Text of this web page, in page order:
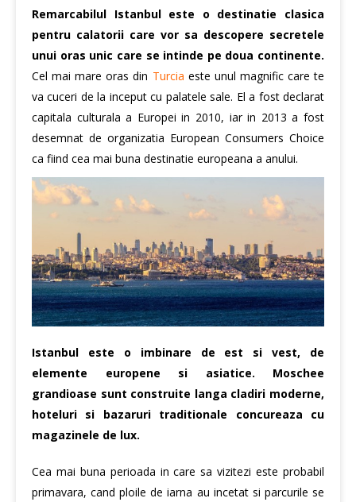
Remarcabilul Istanbul este o destinatie clasica
pentru calatorii care vor sa descopere secretele
unui oras unic care se intinde pe doua continente.
Cel mai mare oras din Turcia este unul magnific care te
va cuceri de la inceput cu palatele sale. El a fost declarat
capitala culturala a Europei in 2010, iar in 2013 a fost
desemnat de organizatia European Consumers Choice
ca fiind cea mai buna destinatie europeana a anului.
Istanbul este o imbinare de est si vest, de
elemente europene si asiatice. Moschee
grandioase sunt construite langa cladiri moderne,
hoteluri si bazaruri traditionale concureaza cu
magazinele de lux.
Cea mai buna perioada in care sa vizitezi este probabil
primavara, cand ploile de iarna au incetat si parcurile se